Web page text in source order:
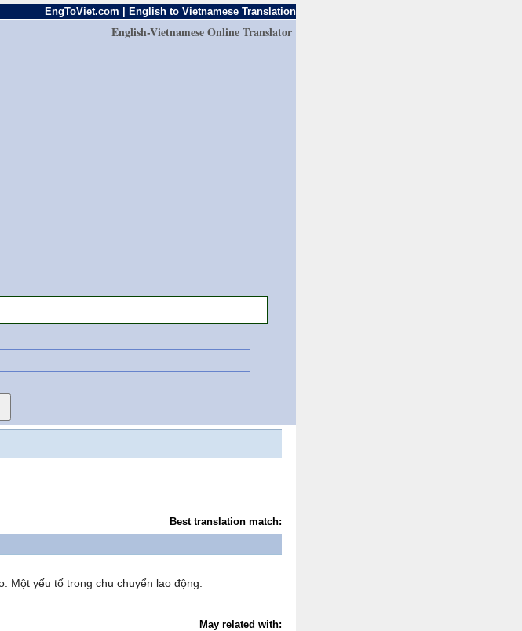
EngToViet.com | English to Vietnamese Translation
English-Vietnamese Online Translator
Best translation match:
Một yếu tố trong chu chuyển lao động.
May related with: